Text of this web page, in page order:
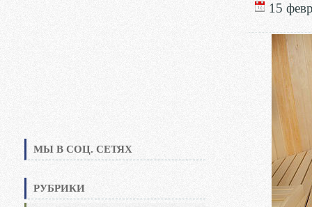
МЫ В СОЦ. СЕТЯХ
РУБРИКИ
15